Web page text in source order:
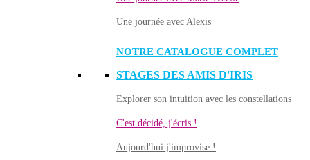
Une journée avec Alexis
NOTRE CATALOGUE COMPLET
STAGES DES AMIS D'IRIS
Explorer son intuition avec les constellations
C'est décidé, j'écris !
Aujourd'hui j'improvise !